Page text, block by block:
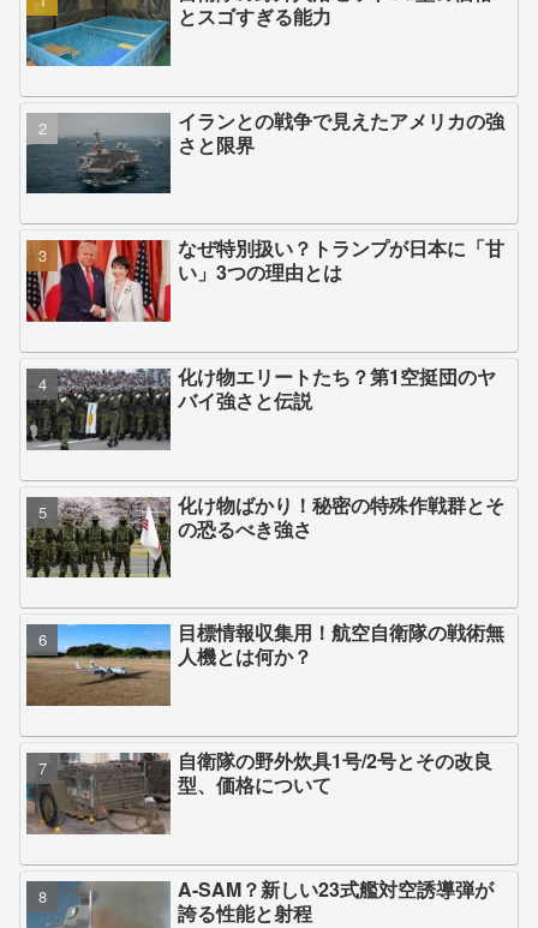
とスゴすぎる能力
イランとの戦争で見えたアメリカの強
さと限界
なぜ特別扱い？トランプが日本に「甘
い」3つの理由とは
化け物エリートたち？第1空挺団のヤ
バイ強さと伝説
化け物ばかり！秘密の特殊作戦群とそ
の恐るべき強さ
目標情報収集用！航空自衛隊の戦術無
人機とは何か？
自衛隊の野外炊具1号/2号とその改良
型、価格について
A-SAM？新しい23式艦対空誘導弾が
誇る性能と射程